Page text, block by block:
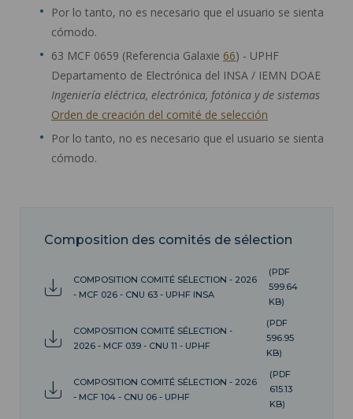
Por lo tanto, no es necesario que el usuario se sienta
cómodo.
63 MCF 0659 (Referencia Galaxie 66) - UPHF
Departamento de Electrónica del INSA / IEMN DOAE
Ingeniería eléctrica, electrónica, fotónica y de sistemas
Orden de creación del comité de selección
Por lo tanto, no es necesario que el usuario se sienta
cómodo.
Composition des comités de sélection
COMPOSITION COMITÉ SÉLECTION - 2026
- MCF 026 - CNU 63 - UPHF INSA
(PDF
599.64
KB)
COMPOSITION COMITÉ SÉLECTION -
2026 - MCF 039 - CNU 11 - UPHF
(PDF
596.95
KB)
COMPOSITION COMITÉ SÉLECTION - 2026
- MCF 104 - CNU 06 - UPHF
(PDF
615.13
KB)